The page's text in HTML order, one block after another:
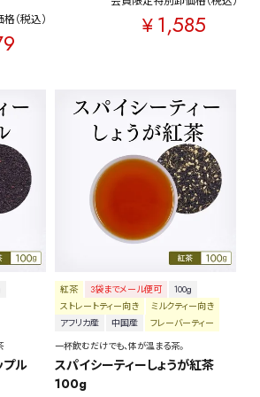
ハーブティー
中国茶
1000g
格 税込 ¥1,585
プル
紅茶 3袋までメール便可
100g
ストレートティー向き
ミルクティー向き
アフリカ産
中国産
フレーバーティー
一杯飲むだけでも、体が温まる茶。
スパイシーティーしょうが紅茶
100g